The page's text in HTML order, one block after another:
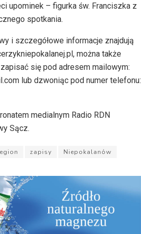
upominek – figurka św. Franciszka z
spotkania.
i szczegółowe informacje znajdują
można także
się pod adresem mailowym:
lub dzwoniąc pod numer telefonu:
medialnym Radio RDN
Sącz.
zapisy Niepokalanów